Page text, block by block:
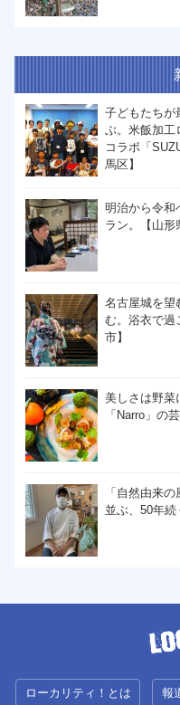
子どもたちが
ぶ。米飯加工
コラボ「
馬区】
明治から令和
ラン。【山形
名古屋城を望
む。浴衣で過
市】
美しさは野菜
「Narro」の
「自然由来
並ぶ、50年続
ローカリティ！とは 報